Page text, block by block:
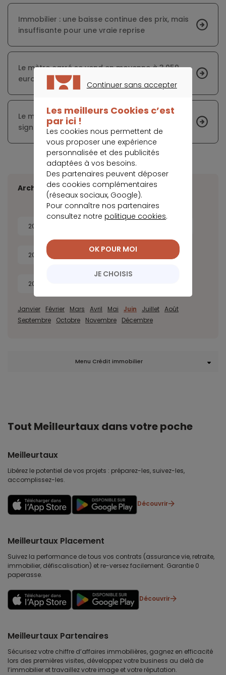
Immobilier : une baisse continue des prix, mais
insuffisante pour une vraie reprise
Le mètre carré se vend en moyenne à 3 059
euros en ce début juin
Le marché immobilier breton montre des
signes d’essoufflement
Archives
2026
2022 2019
2018
Janvier Février Mars Avril Mai Juin Juillet Août
Septembre
Octobre Novembre Décembre
Menu Crédit immobilier
Tout Meilleurtaux dans votre poche
Meilleurtaux
Libérez le potentiel de vos projets : préparez-les, suivez-les,
accomplissez-les.
Découvrir
Meilleurtaux Placement
Suivez la performance de tous vos contrats (assurance vie, retraite,
immobilier, défiscalisation) et re-versez facilement. Garantie 0
paperasse.
Découvrir
Meilleurtaux Partenaires
Sécurisez votre chiffre d’affaires immobilières, gagnez en efficacité
lors des premières visites, développez votre business au delà de
l’immobilier et travaillez votre image et votre réputation.
Continuer sans accepter
Les meilleurs Cookies c’est
par ici !
Les cookies nous permettent de
vous proposer une expérience
personnalisée et des publicités
adaptées à vos besoins.
Des partenaires peuvent déposer
des cookies complémentaires
(réseaux sociaux, Google).
Pour connaître nos partenaires
consultez notre politique cookies.
JE CHOISIS
OK POUR MOI